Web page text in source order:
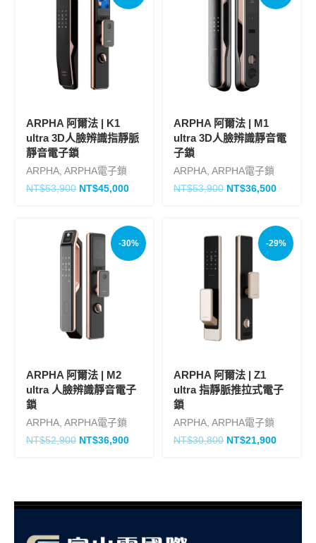
ARPHA 阿爾法 | K1
ultra 3D人臉辨識指靜脈
靜音電子鎖
ARPHA ARPHA電子鎖
NT$53,900 NT$45,000
ARPHA 阿爾法 | M1
ultra 3D人臉辨識靜音電
子鎖
ARPHA ARPHA電子鎖
NT$53,900 NT$36,500
-30%
ARPHA 阿爾法 | M2
ultra 人臉辨識靜音電子
鎖
ARPHA ARPHA電子鎖
NT$52,900 NT$36,900
-29%
ARPHA 阿爾法 | Z1
ultra 指靜脈推拉式電子
鎖
ARPHA ARPHA電子鎖
NT$30,800 NT$21,900